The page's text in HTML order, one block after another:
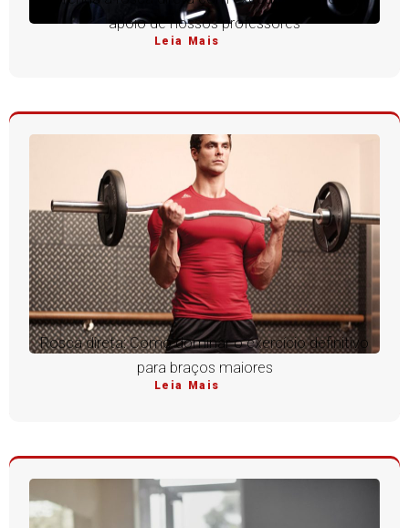
apoio de nossos professores
Leia Mais
Rosca direta: Como dominar o exercício definitivo
para braços maiores
Leia Mais